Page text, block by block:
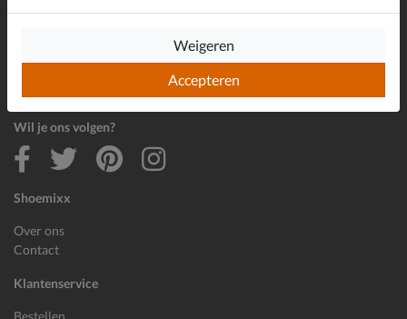
Shoemixx
Over ons
Contact
Klantenservice
Bestellen
Inschrijven
Wil je ons volgen?
Accepteren
Weigeren